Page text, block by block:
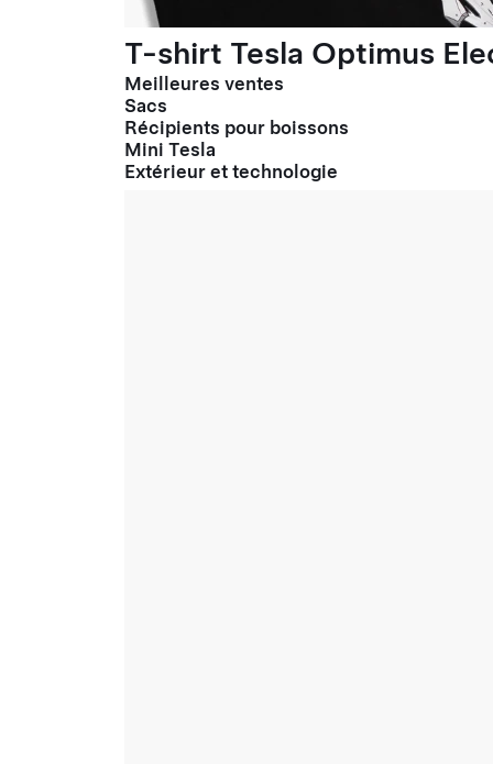
T-shirt Tesla Optimus
Meilleures ventes
Sacs
Récipients pour boissons
Mini Tesla
Extérieur et technologie